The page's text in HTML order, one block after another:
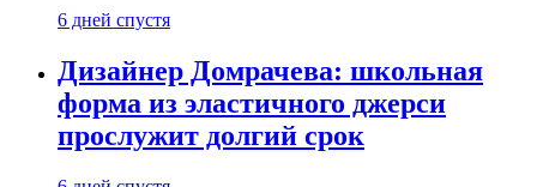
6 дней спустя
Дизайнер Домрачева: школьная
форма из эластичного джерси
прослужит долгий срок